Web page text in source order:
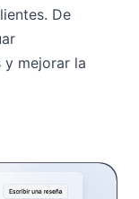
De
y mejorar la